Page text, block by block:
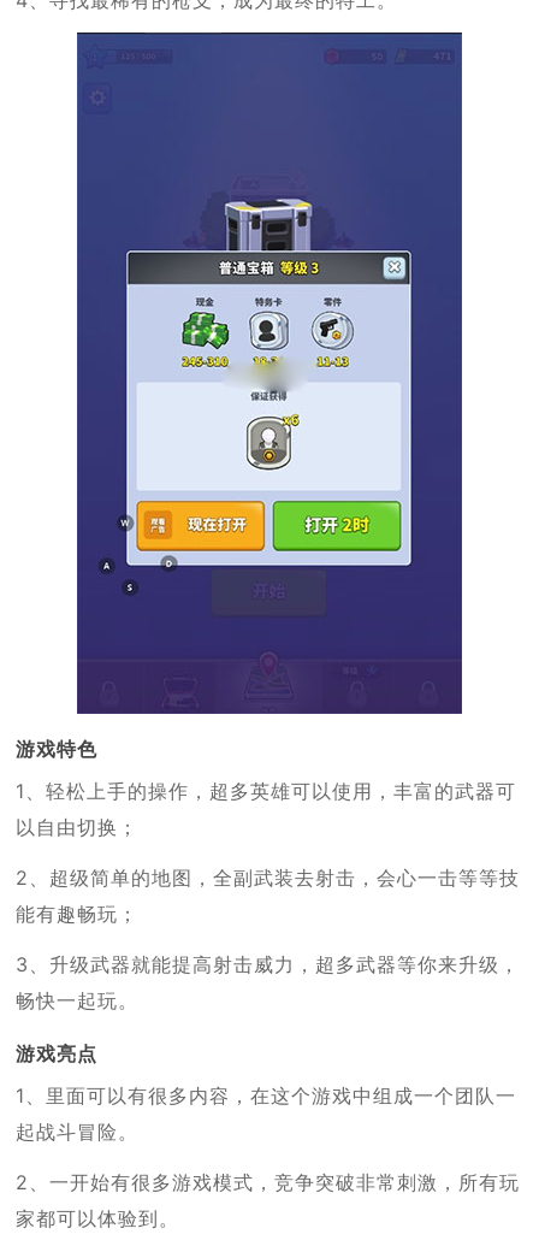
游戏特色
1、轻松上手的操作，超多英雄可以使用，丰富的武器可
以自由切换；
2、超级简单的地图，全副武装去射击，会心一击等等技
能有趣畅玩；
3、升级武器就能提高射击威力，超多武器等你来升级，
畅快一起玩。
游戏亮点
1、里面可以有很多内容，在这个游戏中组成一个团队一
起战斗冒险。
2、一开始有很多游戏模式，竞争突破非常刺激，所有玩
家都可以体验到。